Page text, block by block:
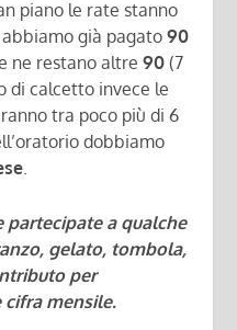
piano le rate stanno
abbiamo già pagato90
ne restano altre90 (7
di calcetto invece le
tra poco più di 6
dobbiamo
.
partecipate a qualche
gelato, tombola,
per
cifra mensile.